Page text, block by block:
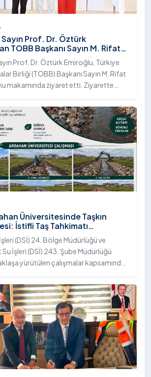
Prof. Dr. Öztürk
TOBB Başkanı Sayın M. Rifat
Ziyaret
Prof. Dr. Öztürk Emiroğlu, Türkiye
Birliği (TOBB) Başkanı Sayın M. Rifat
makamında ziyaret etti. Ziyarette
eşlik etti.
Üniversitesinde Taşkın
İstifli Taş Tahkimatı
(DSİ) 24. Bölge Müdürlüğü ve
İşleri (DSİ) 243. Şube Müdürlüğü
yürütülen çalışmalar kapsamında,
projesi titizlikle tamamlandı.